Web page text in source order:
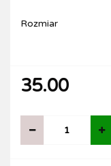
Rozmiar
35.00